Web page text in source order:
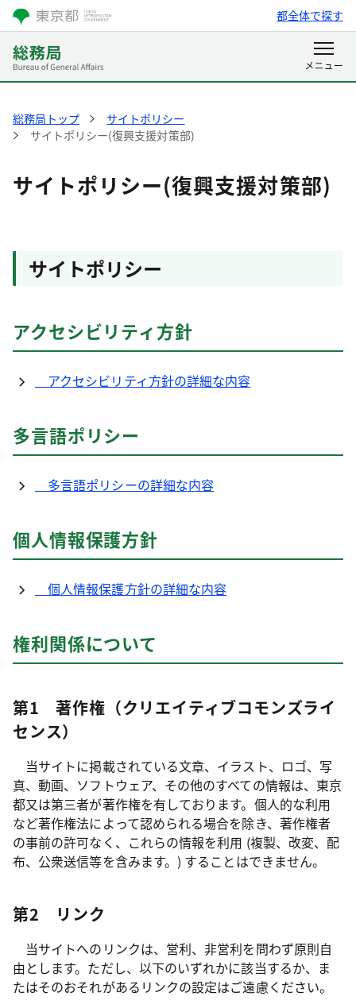
都全体で探す
総務局トップ
サイトポリシー
サイトポリシー(復興支援対策部)
サイトポリシー(復興支援対策部)
サイトポリシー
アクセシビリティ方針
アクセシビリティ方針の詳細な内容
多言語ポリシー
多言語ポリシーの詳細な内容
個人情報保護方針
個人情報保護方針の詳細な内容
権利関係について
第1 著作権（クリエイティブコモンズライ
センス）
当サイトに掲載されている文章、イラスト、ロゴ、写
真、動画、ソフトウェア、その他のすべての情報は、東京
都又は第三者が著作権を有しております。個人的な利用
など著作権法によって認められる場合を除き、著作権者
の事前の許可なく、これらの情報を利用 (複製、改変、配
布、公衆送信等を含みます。) することはできません。
第2 リンク
当サイトへのリンクは、営利、非営利を問わず原則自
由とします。ただし、以下のいずれかに該当するか、ま
たはそのおそれがあるリンクの設定はご遠慮ください。